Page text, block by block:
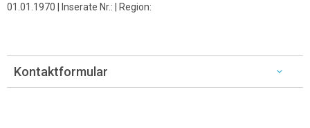
01.01.1970 | Inserate Nr.: | Region:
Kontaktformular